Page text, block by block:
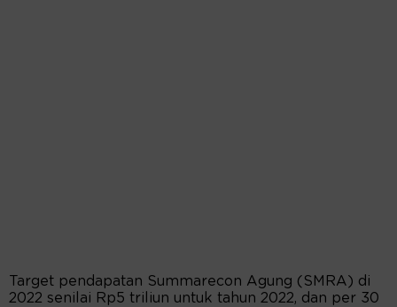
Target pendapatan Summarecon Agung (SMRA) di
2022 senilai Rp5 triliun untuk tahun 2022, dan per 30